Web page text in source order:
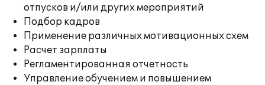
отпусков и/или других мероприятий
Подбор кадров
Применение различных мотивационных схем
Расчет зарплаты
Регламентированная отчетность
Управление обучением и повышением